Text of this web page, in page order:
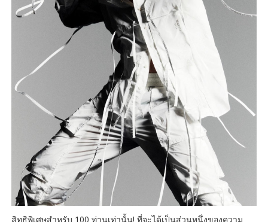
สิทธิพิเศษสำหรับ 100 ท่านเท่านั้น! ที่จะได้เป็นส่วนหนึ่งของความ